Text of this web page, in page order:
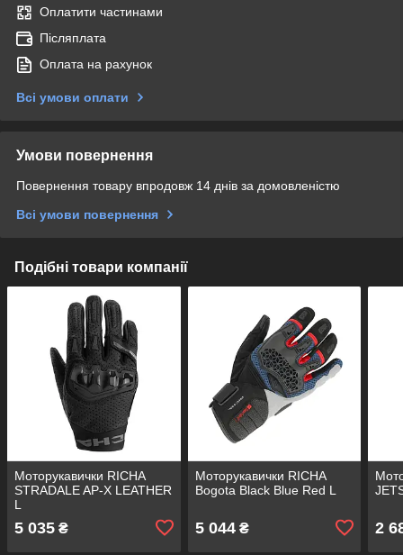
Оплатити частинами
Післяплата
Оплата на рахунок
Всі умови оплати
Умови повернення
Повернення товару впродовж 14 днів за домовленістю
Всі умови повернення
Подібні товари компанії
Моторукавички RICHA
STRADALE AP-X LEATHER
L
5 035 ₴
Моторукавички RICHA
Bogota Black Blue Red L
5 044₴ 2